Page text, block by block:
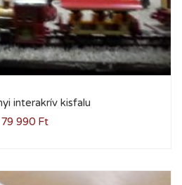
interakrív kisfalu
79 990 Ft